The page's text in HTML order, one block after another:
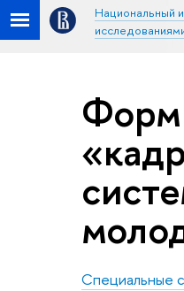
Национальный
Специальные